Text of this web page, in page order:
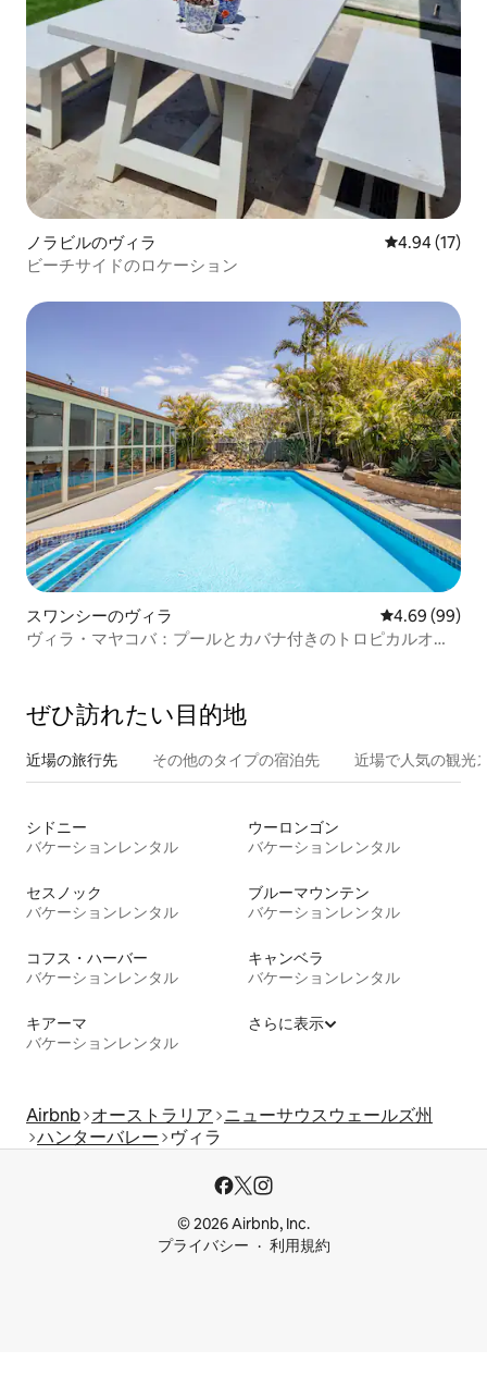
ノラビルのヴィラ レビュー17
4.94 (17)
ビーチサイドのロケーション
スワンシーのヴィラ レビュー99件
4.69 (99)
ヴィラ・マヤコバ：プールとカバナ付きのトロピカルオア
ぜひ訪⁠れ⁠た⁠い目⁠的⁠地
近場の旅行先 その他のタ⁠イ⁠プ⁠の宿⁠泊⁠先 近場で人気の観光
シドニー
バケーションレンタル
ウーロンゴン
バケーションレンタル
セスノック
バケーションレンタル
ブルーマウンテン
バケーションレンタル
コフス・ハーバー
バケーションレンタル
キャンベラ
バケーションレンタル
キアーマ
バケーションレンタル
さらに表示
Airbnb オーストラリア ニューサウスウェールズ州
ハンターバレー
ヴィラ
© 2026 Airbnb, Inc.
プライバシー
利用規約